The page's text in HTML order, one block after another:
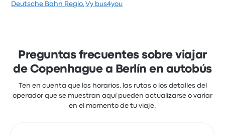
Expressen para este viaje cuestan como mínimo 61 €
Deutsche Bahn Regio,Vy bus4you
Preguntas frecuentes sobre viajar
de Copenhague a Berlín en autobús
Ten en cuenta que los horarios, las rutas o los detalles del
operador que se muestran aquí pueden actualizarse o variar
en el momento de tu viaje.